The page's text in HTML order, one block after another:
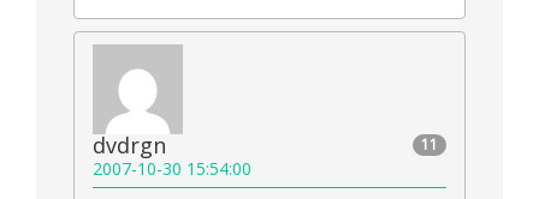
11
dvdrgn
2007-10-30 15:54:00